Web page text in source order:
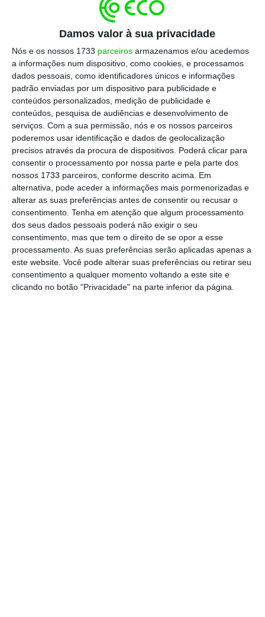
Damos valor à sua privacidade
Nós e os nossos 1733 parceiros armazenamos e/ou acedemos
a informações num dispositivo, como cookies, e processamos
dados pessoais, como identificadores únicos e informações
padrão enviadas por um dispositivo para publicidade e
conteúdos personalizados, medição de publicidade e
conteúdos, pesquisa de audiências e desenvolvimento de
serviços. Com a sua permissão, nós e os nossos parceiros
poderemos usar identificação e dados de geolocalização
precisos através da procura de dispositivos. Poderá clicar para
consentir o processamento por nossa parte e pela parte dos
nossos 1733 parceiros, conforme descrito acima. Em
alternativa, pode aceder a informações mais pormenorizadas e
alterar as suas preferências antes de consentir ou recusar o
consentimento. Tenha em atenção que algum processamento
dos seus dados pessoais poderá não exigir o seu
consentimento, mas que tem o direito de se opor a esse
processamento. As suas preferências serão aplicadas apenas a
este website. Você pode alterar suas preferências ou retirar seu
consentimento a qualquer momento voltando a este site e
clicando no botão "Privacidade" na parte inferior da página.
graças ao InstantRent, “a rentabilidade
estimada do arrendamento, sem terem de
aguardar pela reforma do imóvel e procura
de inquilino”, explica a empresa em
comunicado enviado às redações.
Opromotor tem um prazo de cinco anos para
vender o apartamento,e todos os